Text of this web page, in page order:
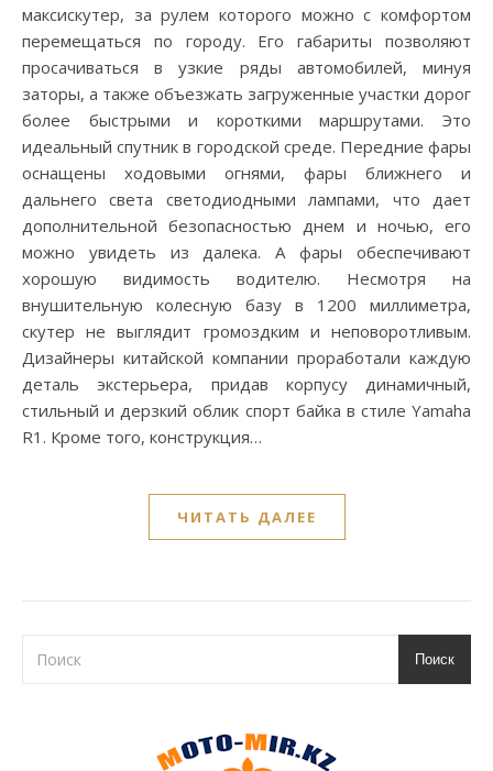
максискутер, за рулем которого можно с комфортом
перемещаться по городу. Его габариты позволяют
просачиваться в узкие ряды автомобилей, минуя
заторы, а также объезжать загруженные участки дорог
более быстрыми и короткими маршрутами. Это
идеальный спутник в городской среде. Передние фары
оснащены ходовыми огнями, фары ближнего и
дальнего света светодиодными лампами, что дает
дополнительной безопасностью днем и ночью, его
можно увидеть из далека. А фары обеспечивают
хорошую видимость водителю. Несмотря на
внушительную колесную базу в 1200 миллиметра,
скутер не выглядит громоздким и неповоротливым.
Дизайнеры китайской компании проработали каждую
деталь экстерьера, придав корпусу динамичный,
стильный и дерзкий облик спорт байка в стиле Yamaha
R1. Кроме того, конструкция…
ЧИТАТЬ ДАЛЕЕ
Поиск